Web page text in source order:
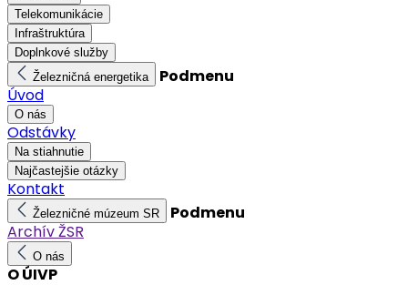
Telekomunikácie
Infraštruktúra
Doplnkové služby
Železničná energetika
Podmenu
Úvod
O nás
Odstávky
Na stiahnutie
Najčastejšie otázky
Kontakt
Železničné múzeum SR
Podmenu
Archív ŽSR
O nás
O ÚIVP